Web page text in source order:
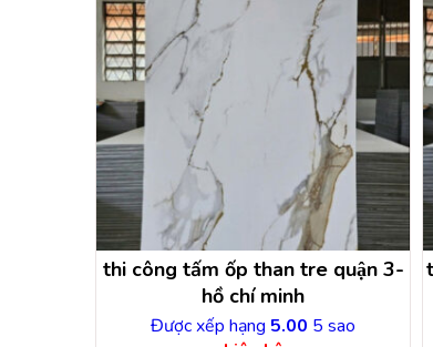
thi công tấm ốp than tre quận 3-
hồ chí minh
Được xếp hạng 5.00 5 sao